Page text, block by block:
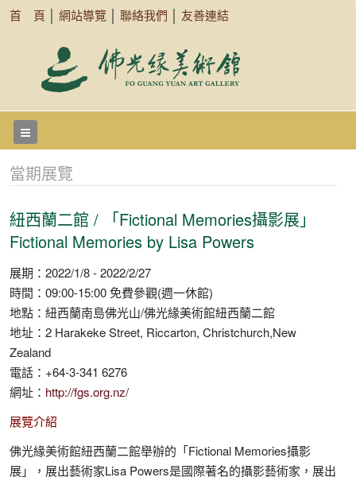
首 頁 網站導覽 聯絡我們 友善連結
當期展覽
紐西蘭二館 / 「Fictional Memories攝影展」
Fictional Memories by Lisa Powers
展期：2022/1/8 - 2022/2/27
時間：09:00-15:00 免費參觀(週一休館)
地點：紐西蘭南島佛光山/佛光緣美術館紐西蘭二館
地址：2 Harakeke Street, Riccarton, Christchurch,New
Zealand
電話：+64-3-341 6276
網址： http://fgs.org.nz/
展覽介紹
佛光緣美術館紐西蘭二館舉辦的「Fictional Memories攝影
展」，展出藝術家Lisa Powers是國際著名的攝影藝術家，展出